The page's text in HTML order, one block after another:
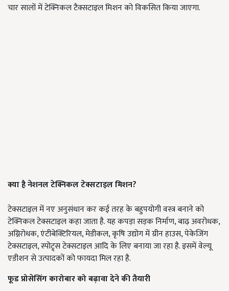
चार सालों में टेक्निकल टैक्सटाइल मिशन को विकसित किया जाएगा.
क्या है नेशनल टेक्निकल टेक्सटाइल मिशन?
टेक्सटाइल में नए अनुसंधान कर कई तरह के बहुपयोगी वस्त्र बनाने को
टेक्निकल टेक्सटाइल कहा जाता है. यह कपड़ा सड़क निर्माण, बाढ़ अवरोधक,
अग्निरोधक, एंटीबेक्टिरियल, मेडीकल, कृषि उद्योग में ग्रीन हाउस, पेकेजिंग
टेक्सटाइल, स्पोट्र्स टेक्सटाइल आदि के लिए बनाया जा रहा है. इसमें वेल्यू
एडीशन से उत्पादकों को फायदा मिल रहा है.
फूड प्रोसेसिंग कारोबार को बढ़ावा देने की तैयारी